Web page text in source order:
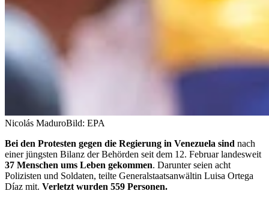
Nicolás MaduroBild: EPA
Bei den Protesten gegen die Regierung in Venezuela sind nach
einer jüngsten Bilanz der Behörden seit dem 12. Februar landesweit
37 Menschen ums Leben gekommen. Darunter seien acht
Polizisten und Soldaten, teilte Generalstaatsanwältin Luisa Ortega
Díaz mit. Verletzt wurden 559 Personen.